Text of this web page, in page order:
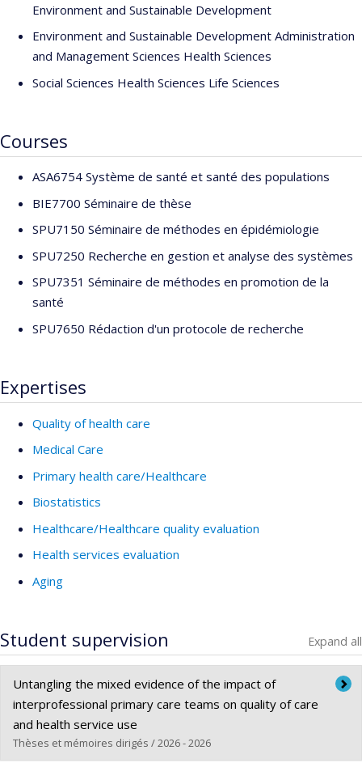
Environment and Sustainable Development
Environment and Sustainable Development Administration
and Management Sciences Health Sciences
Social Sciences Health Sciences Life Sciences
Courses
ASA6754 Système de santé et santé des populations
BIE7700 Séminaire de thèse
SPU7150 Séminaire de méthodes en épidémiologie
SPU7250 Recherche en gestion et analyse des systèmes
SPU7351 Séminaire de méthodes en promotion de la
santé
SPU7650 Rédaction d'un protocole de recherche
Expertises
Quality of health care
Medical Care
Primary health care/Healthcare
Biostatistics
Healthcare/Healthcare quality evaluation
Health services evaluation
Aging
Student supervision Expand all
Untangling the mixed evidence of the impact of
interprofessional primary care teams on quality of care
and health service use
Thèses et mémoires dirigés / 2026 - 2026